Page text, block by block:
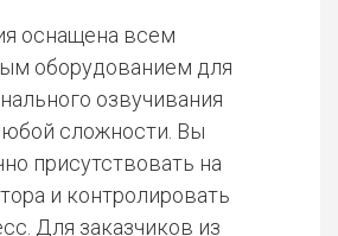
оснащена всем
оборудованием для
озвучивания
сложности. Вы
присутствовать на
и контролировать
Для заказчиков из